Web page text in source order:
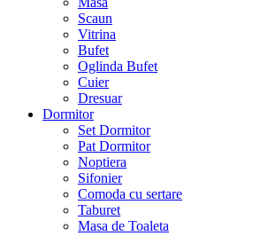
Scaun
Vitrina
Bufet
Oglinda Bufet
Cuier
Dresuar
Dormitor
Set Dormitor
Pat Dormitor
Noptiera
Sifonier
Comoda cu sertare
Taburet
Masa de Toaleta